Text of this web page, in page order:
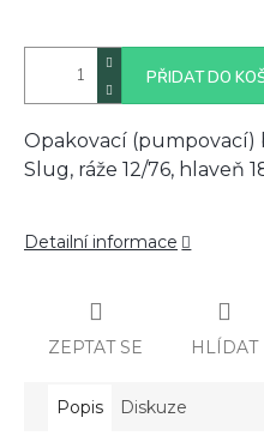
PŘIDAT DO
Opakovací (pumpovací)
Slug, ráže 12/76, hlaveň
Detailní informace
ZEPTAT SE HLÍDAT
Popis Diskuze